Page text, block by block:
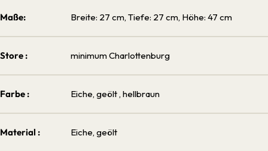
Maße: Breite: 27 cm, Tiefe: 27 cm, Höhe: 47 cm
Store : minimum Charlottenburg
Farbe : Eiche, geölt , hellbraun
Material : Eiche, geölt